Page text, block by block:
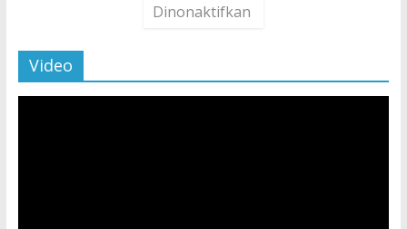
Dinonaktifkan
Video